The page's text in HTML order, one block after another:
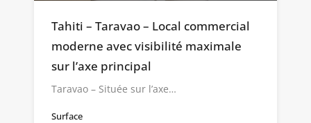
Tahiti – Taravao – Local commercial
moderne avec visibilité maximale
sur l’axe principal
Taravao – Située sur l’axe…
Surface